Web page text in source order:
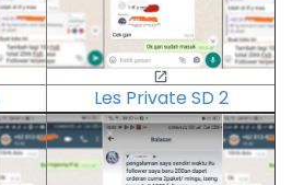
Les Private SD 2